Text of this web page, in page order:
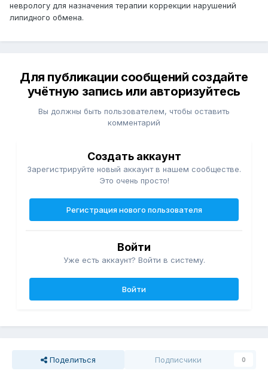
неврологу для назначения терапии коррекции нарушений
липидного обмена.
Для публикации сообщений создайте
учётную запись или авторизуйтесь
Вы должны быть пользователем, чтобы оставить
комментарий
Создать аккаунт
Зарегистрируйте новый аккаунт в нашем сообществе.
Это очень просто!
Регистрация нового пользователя
Войти
Уже есть аккаунт? Войти в систему.
Войти
Поделиться Подписчики 0